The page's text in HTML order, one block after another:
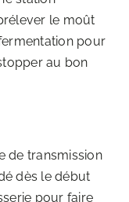
le moût
pour
au bon
de transmission
dès le début
pour faire